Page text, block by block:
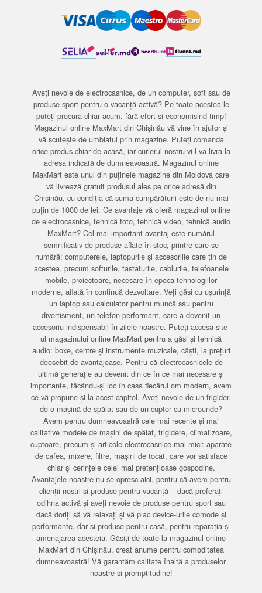
Aveți nevoie de electrocasnice, de un computer, soft sau de
produse sport pentru o vacanță activă? Pe toate acestea le
puteți procura chiar acum, fără efort și economisind timp!
Magazinul online MaxMart din Chișinău vă vine în ajutor și
vă scutește de umblatul prin magazine. Puteți comanda
orice produs chiar de acasă, iar curierul nostru vi-l va livra la
adresa indicată de dumneavoastră. Magazinul online
MaxMart este unul din puținele magazine din Moldova care
vă livrează gratuit produsul ales pe orice adresă din
Chișinău, cu condiția că suma cumpărăturii este de nu mai
puțin de 1000 de lei. Ce avantaje vă oferă magazinul online
de electrocasnice, tehnică foto, tehnică video, tehnică audio
MaxMart? Cel mai important avantaj este numărul
semnificativ de produse aflate în stoc, printre care se
numără: computerele, laptopurile și accesoriile care țin de
acestea, precum softurile, tastaturile, cablurile, telefoanele
mobile, proiectoare, necesare în epoca tehnologiilor
moderne, aflată în continuă dezvoltare. Veți găsi cu ușurință
un laptop sau calculator pentru muncă sau pentru
divertisment, un telefon performant, care a devenit un
accesoriu indispensabil în zilele noastre. Puteți accesa site-
ul magazinului online MaxMart pentru a găsi și tehnică
audio: boxe, centre și instrumente muzicale, căști, la prețuri
deosebit de avantajoase. Pentru că electrocasnicele de
ultimă generație au devenit din ce în ce mai necesare și
importante, făcându-și loc în casa fiecărui om modern, avem
ce vă propune și la acest capitol. Aveți nevoie de un frigider,
de o mașină de spălat sau de un cuptor cu microunde?
Avem pentru dumneavoastră cele mai recente și mai
calitative modele de mașini de spălat, frigidere, climatizoare,
cuptoare, precum și articole electrocasnice mai mici: aparate
de cafea, mixere, filtre, mașini de tocat, care vor satisface
chiar și cerințele celei mai pretențioase gospodine.
Avantajele noastre nu se opresc aici, pentru că avem pentru
clienții noștri și produse pentru vacanță – dacă preferați
odihna activă și aveți nevoie de produse pentru sport sau
dacă doriți să vă relaxați și vă plac device-urile comode și
performante, dar și produse pentru casă, pentru reparația și
amenajarea acesteia. Găsiți de toate la magazinul online
MaxMart din Chișinău, creat anume pentru comoditatea
dumneavoastră! Vă garantăm calitate înaltă a produselor
noastre și promptitudine!